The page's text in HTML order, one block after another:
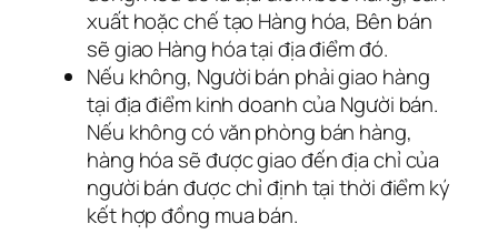
xuất hoặc chế tạo Hàng hóa, Bên bán
sẽ giao Hàng hóa tại địa điểm đó.
Nếu không, Người bán phải giao hàng
tại địa điểm kinh doanh của Người bán.
Nếu không có văn phòng bán hàng,
hàng hóa sẽ được giao đến địa chỉ của
người bán được chỉ định tại thời điểm ký
kết hợp đồng mua bán.